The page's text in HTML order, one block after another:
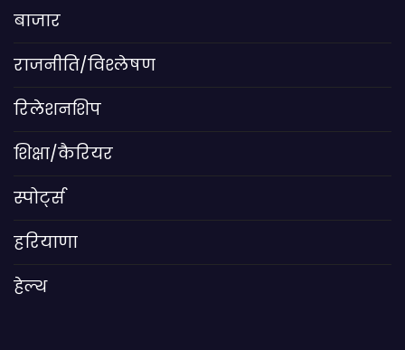
बाजार
राजनीति/विश्लेषण
रिलेशनशिप
शिक्षा/कैरियर
स्पोर्ट्स
हरियाणा
हेल्थ